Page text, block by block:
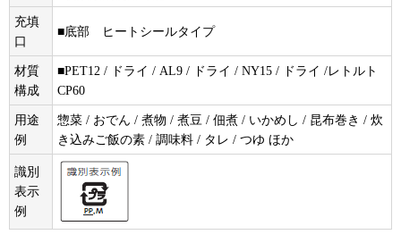
充填
口
■底部 ヒートシールタイプ
材質
構成
■PET12 / ドライ / AL9 / ドライ / NY15 / ドライ /レトルト
CP60
用途
例
惣菜 / おでん / 煮物 / 煮豆 / 佃煮 / いかめし / 昆布巻き / 炊
き込みご飯の素 / 調味料 / タレ / つゆ ほか
識別
表示
例